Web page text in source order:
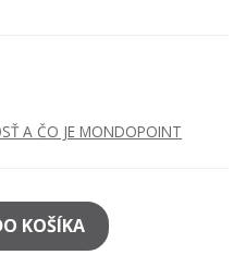
A ČO JE MONDOPOINT
KOŠÍKA